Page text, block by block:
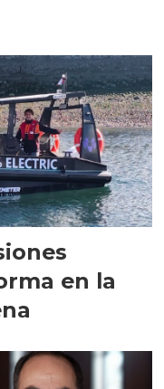
en la